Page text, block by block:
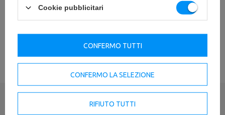
Ente responsabile di questo prodotto nell'UE
Ente responsabile
MARBO Ulikowski
Spółka Komandytowa
MARBO Ulikowski
Spółka Komandytowa
Indirizzo:Boczna 41
Indirizzo e-mail:
serwis@marbosport.eu
Indirizzo:
Codice postale:27-
200
VEDI TUTTI I PARAMETRI
Scrivi la tua recensione
Cookie pubblicitari
CONFERMO LA SELEZIONE
RIFIUTO TUTTI
CONFERMO TUTTI